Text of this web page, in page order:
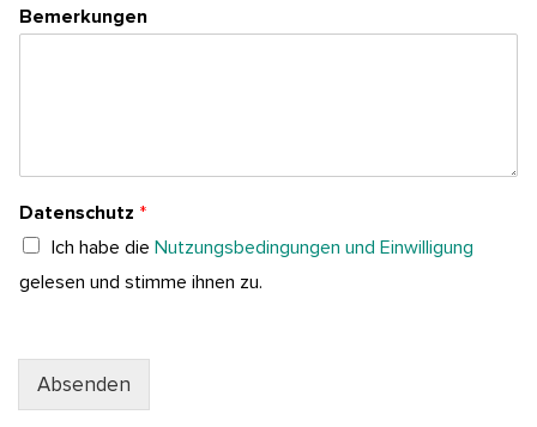
Bemerkungen
Datenschutz *
Ich habe die Nutzungsbedingungen und Einwilligung
gelesen und stimme ihnen zu.
Absenden